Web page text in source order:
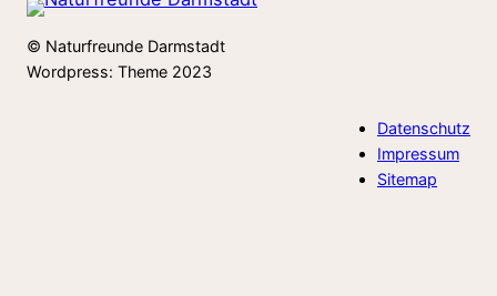
© Naturfreunde Darmstadt
Wordpress: Theme 2023
Datenschutz
Impressum
Sitemap